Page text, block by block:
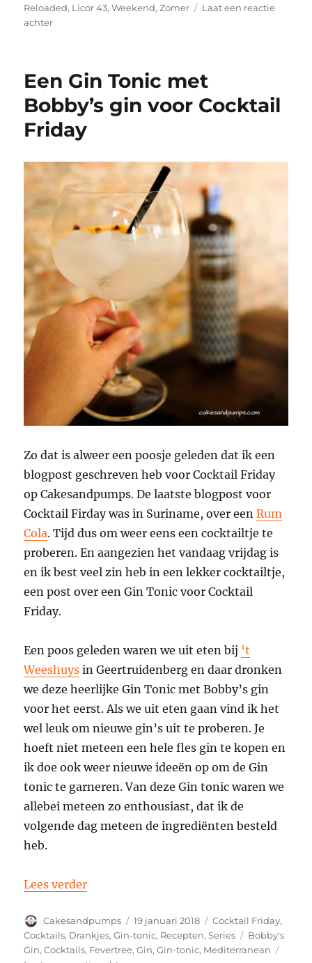
Reloaded, Licor 43,Weekend,Zomer
Laat een reactie
achterop
Ibiza
Reloaded
met
licor
43
Een Gin Tonic met
Bobby’s gin voor Cocktail
Friday
Zo dat is alweer een poosje geleden dat ik een
blogpost geschreven heb voor Cocktail Friday
op Cakesandpumps. De laatste blogpost voor
Cocktail Firday was in Suriname, over eenRum
Cola. Tijd dus om weer eens een cocktailtje te
proberen. En aangezien het vandaag vrijdag is
en ik best veel zin heb in een lekker cocktailtje,
een post over een Gin Tonic voor Cocktail
Friday.
Een poos geleden waren we uit eten bij ‘t
Weeshuys in Geertruidenberg en daar dronken
we deze heerlijke Gin Tonic met Bobby’s gin
voor het eerst. Als we uit eten gaan vind ik het
wel leuk om nieuwe gin’s uit te proberen. Je
hoeft niet meteen een hele fles gin te kopen en
ik doe ook weer nieuwe ideeën op om de Gin
tonic te garneren. Van deze Gin tonic waren we
allebei meteen zo enthousiast, dat ik de
volgende dag meteen de ingrediënten besteld
heb.
Lees verder“Een Gin Tonic met Bobby’s gin voor
Auteur
Cakesandpumps
Geplaatst
op
19 januari 2018 Categorieën
Cocktail Friday,
Cocktails, Drankjes,Gin-tonic, Recepten,Series Tags
Bobby's
Gin,Cocktails, Fevertree,Gin,Gin-tonic, Mediterranean